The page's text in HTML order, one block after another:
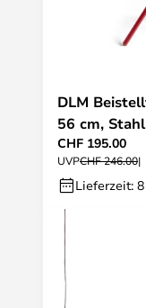
DLM
56 cm,
CHF 195.00
UVPCHF 246.00
Lieferzeit: